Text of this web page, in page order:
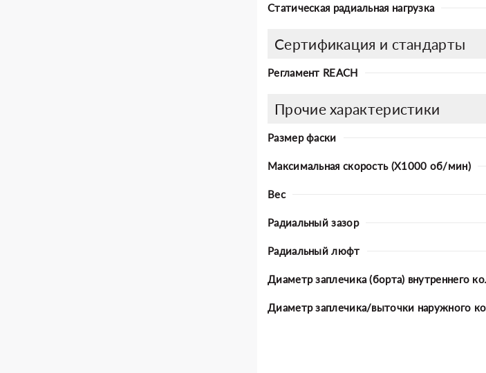
Статическая радиальная нагрузка
Сертификация и стандарты
Регламент REACH
Прочие характеристики
Размер фаски
Максимальная скорость (X1000 об/мин)
Вес
Радиальный зазор
Радиальный люфт
Диаметр заплечика (борта) внутреннего
Диаметр заплечика/выточки наружного